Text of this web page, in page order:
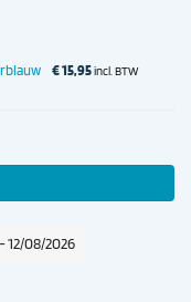
€15,95incl. BTW
12/08/2026